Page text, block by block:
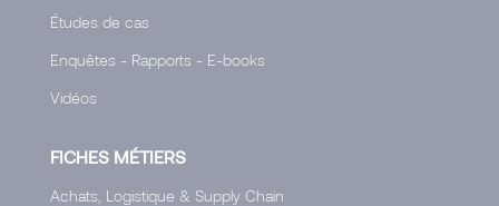
Études de cas
Enquêtes - Rapports - E-books
Vidéos
FICHES MÉTIERS
Achats, Logistique & Supply Chain